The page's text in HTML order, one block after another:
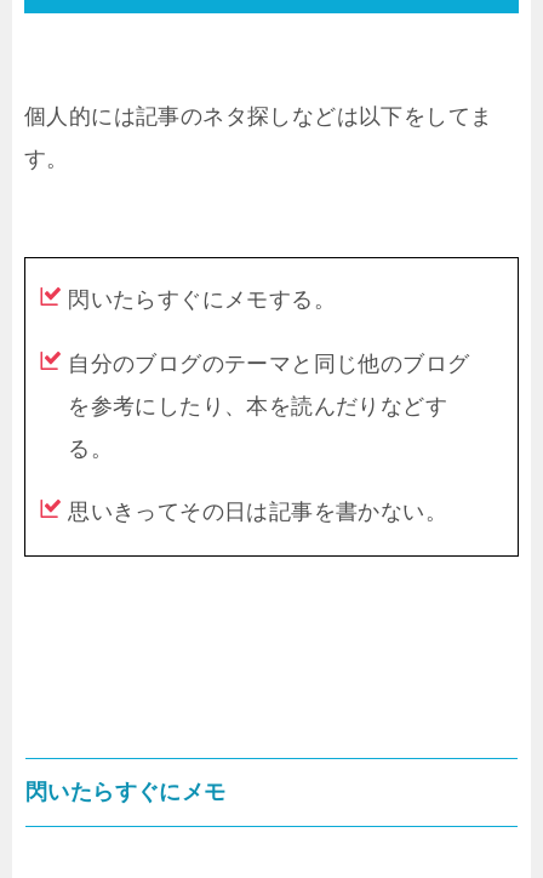
個人的には記事のネタ探しなどは以下をしてま
す。
閃いたらすぐにメモする。
自分のブログのテーマと同じ他のブログ
を参考にしたり、本を読んだりなどす
る。
思いきってその日は記事を書かない。
閃いたらすぐにメモ